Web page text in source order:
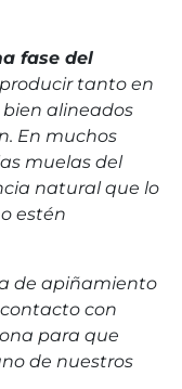
fase del
tanto en
alineados
En muchos
muelas del
natural que lo
estén
de apiñamiento
con
para que
de nuestros